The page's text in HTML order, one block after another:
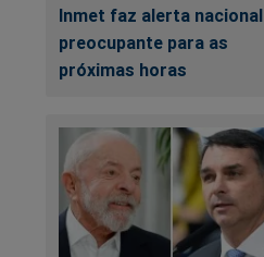
Inmet faz alerta nacional
preocupante para as
próximas horas